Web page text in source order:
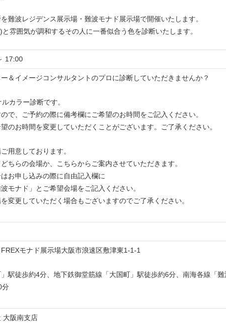
難波レジデンス展示場・難波モナド展示場で開催いたします。
雰囲気が調和するその人に一番似合う色を診断いたします。
17:00
＆イメージコンサルタントのプロに診断していただきませんか？
カラー診断です。
で、ご予約の際に備考欄にご希望のお時間をご記入ください。
のお時間を変更していただくことがございます。ご了承ください。
用意しております。
ちらの会場か、こちらからご案内させていただきます。
お申し込みの際に自由記入欄に
モナド」とご希望会場をご記入ください。
変更していただく場合もございますのでご了承ください。
モナド展示場大阪市浪速区敷津東1-1-1
駅徒歩約4分、地下鉄御堂筋線「大国町」駅徒歩約6分、南海各線「
分
大阪南支店